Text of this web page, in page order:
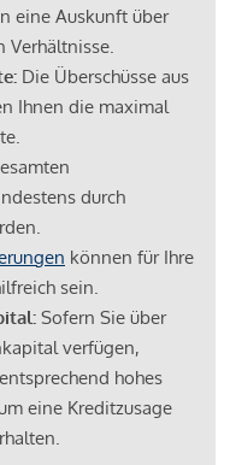
eine Auskunft über
Verhältnisse.
Die Überschüsse aus
Ihnen die maximal
durch
können für Ihre
sein.
Sofern Sie über
verfügen,
hohes
eine Kreditzusage